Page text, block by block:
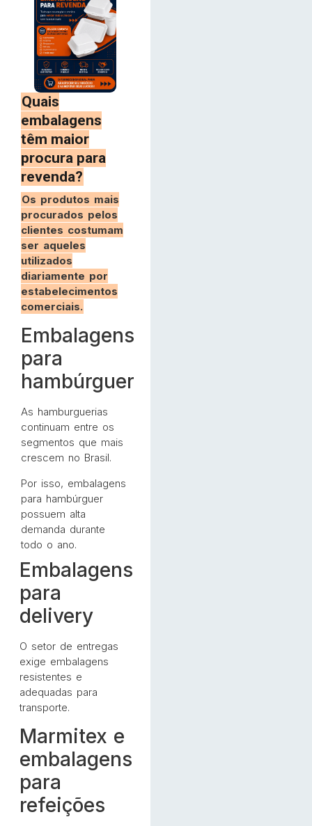
Quais
embalagens
têm maior
procura para
revenda?
Os produtos mais
procurados pelos
clientes costumam
ser aqueles
utilizados
diariamente por
estabelecimentos
comerciais.
Embalagens
para
hambúrguer
As hamburguerias
continuam entre os
segmentos que mais
crescem no Brasil.
Por isso, embalagens
para hambúrguer
possuem alta
demanda durante
todo o ano.
Embalagens
para
delivery
O setor de entregas
exige embalagens
resistentes e
adequadas para
transporte.
Marmitex e
embalagens
para
refeições